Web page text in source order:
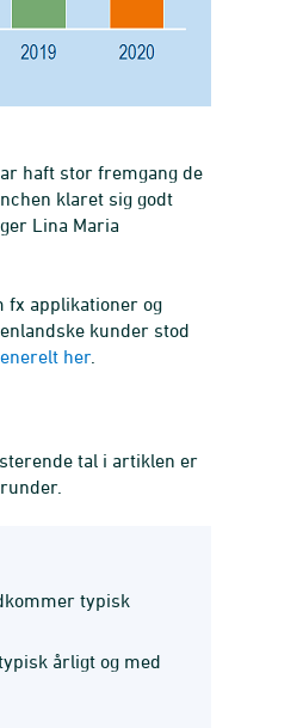
haft stor fremgang de
klaret sig godt
Lina Maria
fx applikationer og
kunder stod
her.
tal i artiklen er
typisk
årligt og med